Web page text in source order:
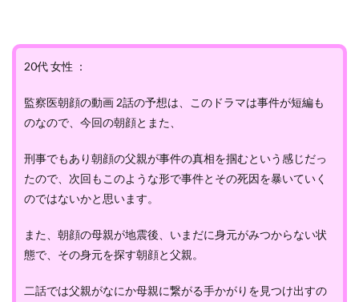
20代 女性 ：
監察医朝顔の動画 2話の予想は、このドラマは事件が短編も
のなので、今回の朝顔とまた、
刑事でもあり朝顔の父親が事件の真相を掴むという感じだっ
たので、次回もこのような形で事件とその死因を暴いていく
のではないかと思います。
また、朝顔の母親が地震後、いまだに身元がみつからない状
態で、その身元を探す朝顔と父親。
二話では父親がなにか母親に繋がる手かがりを見つけ出すの